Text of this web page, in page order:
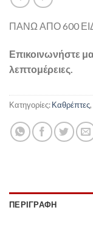
ΠΑΝΩ ΑΠΟ 600
Επικοινωνήστε
λεπτομέρειες.
Κατηγορίες:Καθρέπτες,
ΠΕΡΙΓΡΑΦΉ